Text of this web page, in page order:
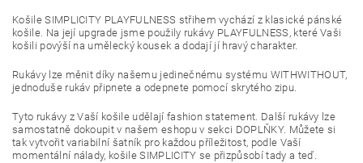
Košile SIMPLICITY PLAYFULNESS střihem vychází z klasické pánské
košile. Na její upgrade jsme použily rukávy PLAYFULNESS, které Vaši
košili povýší na umělecký kousek a dodají jí hravý charakter.
Rukávy lze měnit díky našemu jedinečnému systému WITHWITHOUT,
jednoduše rukáv připnete a odepnete pomocí skrytého zipu.
Tyto rukávy z Vaší košile udělají fashion statement. Další rukávy lze
samostatně dokoupit v našem eshopu v sekci DOPLŇKY. Můžete si
tak vytvořit variabilní šatník pro každou příležitost, podle Vaší
momentální nálady, košile SIMPLICITY se přizpůsobí tady a teď.